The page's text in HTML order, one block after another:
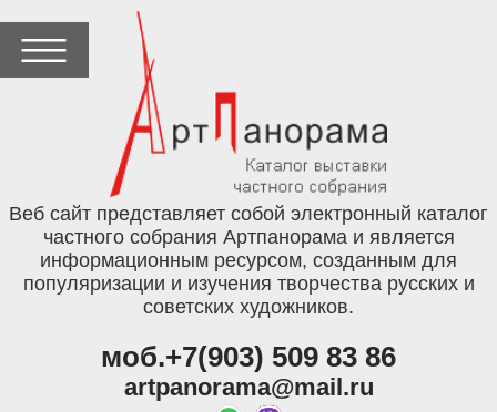
Веб сайт представляет собой электронный каталог
частного собрания Артпанорама и является
информационным ресурсом, созданным для
популяризации и изучения творчества русских и
советских художников.
моб.+7(903) 509 83 86
artpanorama@mail.ru